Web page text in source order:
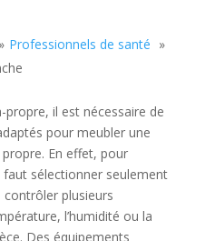
Professionnels de santé
propre, il est nécessaire de
pour meubler une
En effet, pour
sélectionner seulement
plusieurs
l’humidité ou la
Des équipements